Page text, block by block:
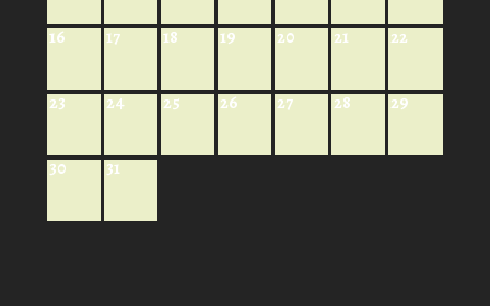
16 17 18 19 20 21 22
23 24 25 26 27 28 29
30 31